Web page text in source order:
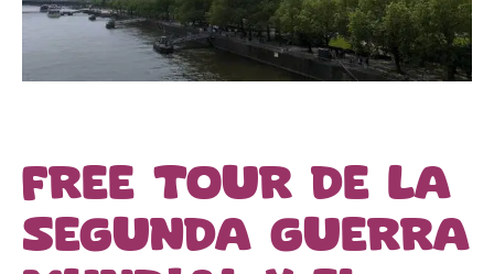
Free tour de la
Segunda Guerra